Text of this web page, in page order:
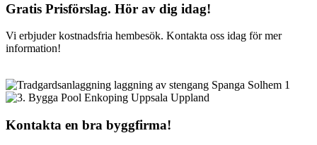
Gratis Prisförslag. Hör av dig idag!
Vi erbjuder kostnadsfria hembesök. Kontakta oss idag för mer
information!
Kontakta en bra byggfirma!